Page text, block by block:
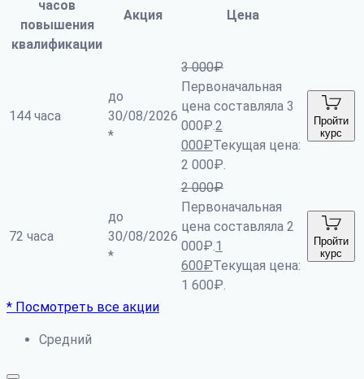
часов
повышения
квалификации
Акция Цена
144 часа
до
30/08/2026
*
3 000₽
Первоначальная
цена составляла 3
000₽.2
000₽Текущая цена:
2 000₽.
Пройти
курс
72 часа
до
30/08/2026
*
2 000₽
Первоначальная
цена составляла 2
000₽.1
600₽Текущая цена:
1 600₽.
Пройти
курс
* Посмотреть все акции
Средний